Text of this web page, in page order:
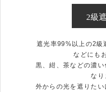
2級
遮光率99%以上の2級
などにも
黒、紺、茶などの濃い
なり
外からの光を遮りた